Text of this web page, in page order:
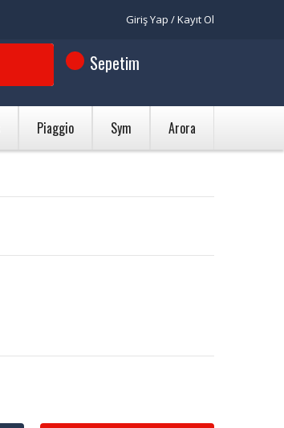
Giriş Yap / Kayıt Ol
Sepetim
Piaggio Sym Arora